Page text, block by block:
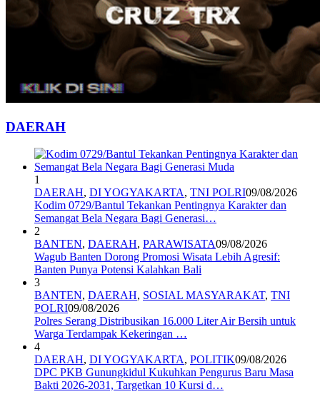
DAERAH
1
DAERAH, DI YOGYAKARTA, TNI POLRI09/08/2026
Kodim 0729/Bantul Tekankan Pentingnya Karakter dan
Semangat Bela Negara Bagi Generasi…
2
BANTEN, DAERAH, PARAWISATA09/08/2026
Wagub Banten Dorong Promosi Wisata Lebih Agresif:
Banten Punya Potensi Kalahkan Bali
3
BANTEN, DAERAH, SOSIAL MASYARAKAT, TNI
POLRI09/08/2026
Polres Serang Distribusikan 16.000 Liter Air Bersih untuk
Warga Terdampak Kekeringan …
4
DAERAH, DI YOGYAKARTA, POLITIK09/08/2026
DPC PKB Gunungkidul Kukuhkan Pengurus Baru Masa
Bakti 2026-2031, Targetkan 10 Kursi d…